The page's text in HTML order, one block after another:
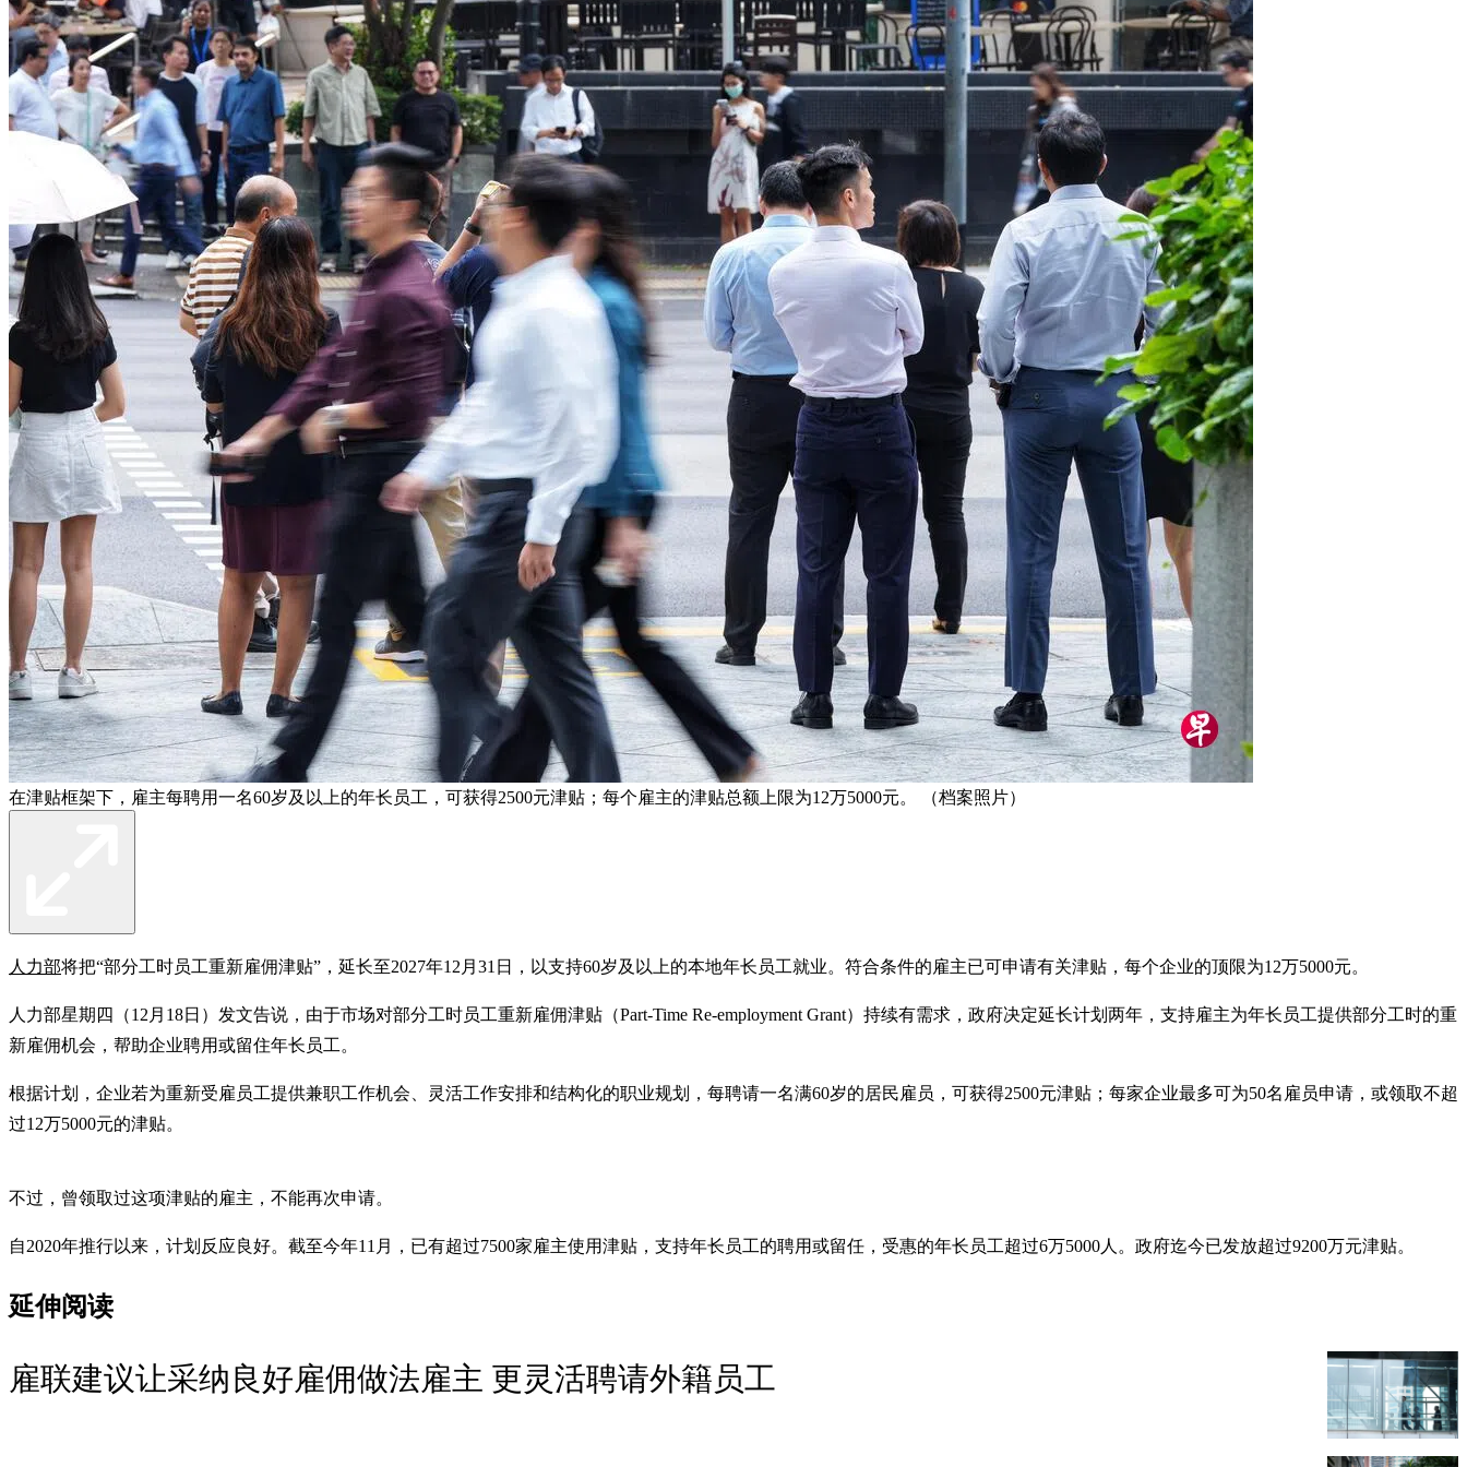
在津贴框架下，雇主每聘用一名60岁及以上的年长员工，可获得2500元津贴；每个雇主的津贴总额上限为12万5000元。 （档案照片）
人力部将把“部分工时员工重新雇佣津贴”，延长至2027年12月31日，以支持60岁及以上的本地年长员工就业。符合条件的雇主已可申请有关津贴，每个企业的顶限为12万5000元。
人力部星期四（12月18日）发文告说，由于市场对部分工时员工重新雇佣津贴（Part-Time Re-employment Grant）持续有需求，政府决定延长计划两年，支持雇主为年长员工提供部分工时的重
新雇佣机会，帮助企业聘用或留住年长员工。
根据计划，企业若为重新受雇员工提供兼职工作机会、灵活工作安排和结构化的职业规划，每聘请一名满60岁的居民雇员，可获得2500元津贴；每家企业最多可为50名雇员申请，或领取不超
过12万5000元的津贴。
不过，曾领取过这项津贴的雇主，不能再次申请。
自2020年推行以来，计划反应良好。截至今年11月，已有超过7500家雇主使用津贴，支持年长员工的聘用或留任，受惠的年长员工超过6万5000人。政府迄今已发放超过9200万元津贴。
延伸阅读
雇联建议让采纳良好雇佣做法雇主 更灵活聘请外籍员工